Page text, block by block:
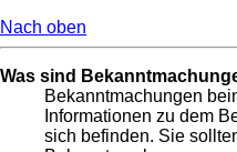
Nach oben
Was sind
Bekanntmachungen
Informationen zu dem
sich befinden. Sie